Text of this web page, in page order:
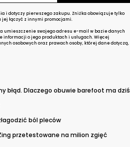
i dotyczy pierwszego zakupu. Zniżka obowiązuje tylko
łączyć z innymi promocjami.
na umieszczenie swojego adresu e-mail w bazie danych
informacji o jego produktach i usługach. Więcej
osobowych oraz prawach osoby, której dane dotyczą,
błąd. Dlaczego obuwie barefoot ma dziś
ból pleców
przetestowane na milion zgięć